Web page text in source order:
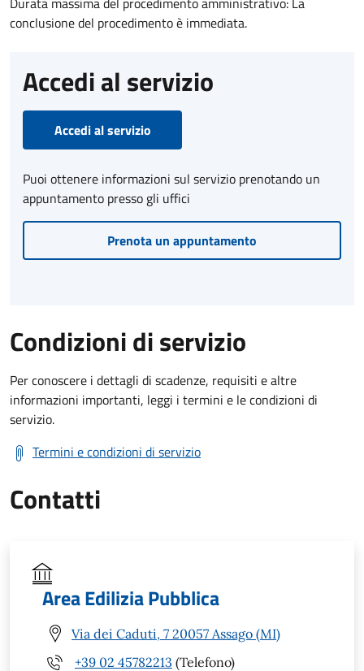
conclusione del procedimento è immediata.
Accedi al servizio
Accedi al servizio
Puoi ottenere informazioni sul servizio prenotando un
appuntamento presso gli uffici
Prenota un appuntamento
Condizioni di servizio
Per conoscere i dettagli di scadenze, requisiti e altre
informazioni importanti, leggi i termini e le condizioni di
servizio.
Termini e condizioni di servizio
Contatti
Area Edilizia Pubblica
Via dei Caduti, 7 20057 Assago (MI)
+39 02 45782213 (Telefono)